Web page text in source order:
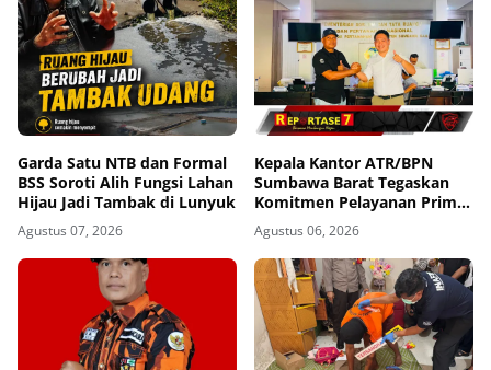
Garda Satu NTB dan Formal
BSS Soroti Alih Fungsi Lahan
Hijau Jadi Tambak di Lunyuk
Agustus 07, 2026
Kepala Kantor ATR/BPN
Sumbawa Barat Tegaskan
Komitmen Pelayanan Prima
dan Buka Pintu Pengaduan
Masyarakat
Agustus 06, 2026